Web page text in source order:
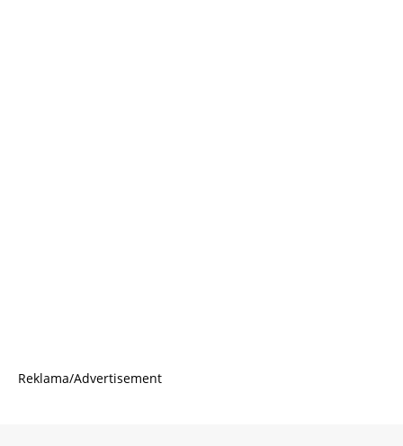
Reklama/Advertisement